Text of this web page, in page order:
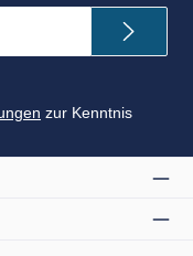
zur Kenntnis